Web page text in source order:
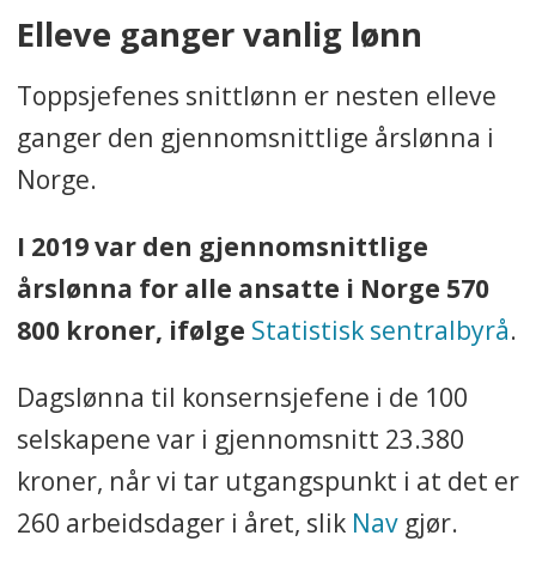
Elleve ganger vanlig lønn
Toppsjefenes snittlønn er nesten elleve
ganger den gjennomsnittlige årslønna i
Norge.
I 2019 var den gjennomsnittlige
årslønna for alle ansatte i Norge 570
800 kroner, ifølge Statistisk sentralbyrå.
Dagslønna til konsernsjefene i de 100
selskapene var i gjennomsnitt 23.380
kroner, når vi tar utgangspunkt i at det er
260 arbeidsdager i året, slik Navgjør.